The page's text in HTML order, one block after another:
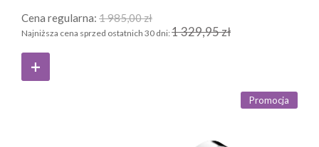
Cena regularna: 1 985,00 zł
Najniższa cena sprzed ostatnich 30 dni: 1 329,95 zł
Promocja